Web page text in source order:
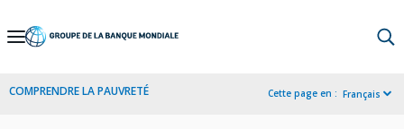
Skip
Navigation
COMPRENDRE LA PAUVRETÉ Cette page en : Français